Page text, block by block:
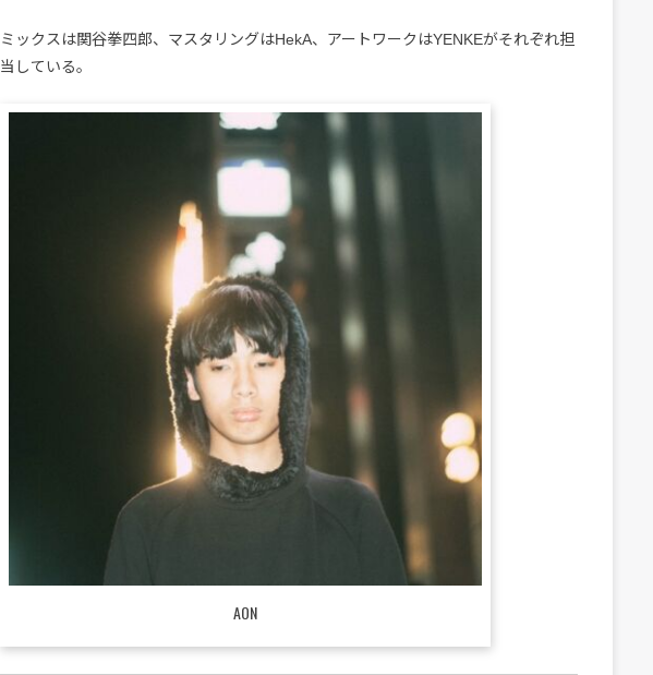
ミックスは関谷拳四郎、マスタリングはHekA、アートワークはYENKEがそれぞれ担
当している。
AON